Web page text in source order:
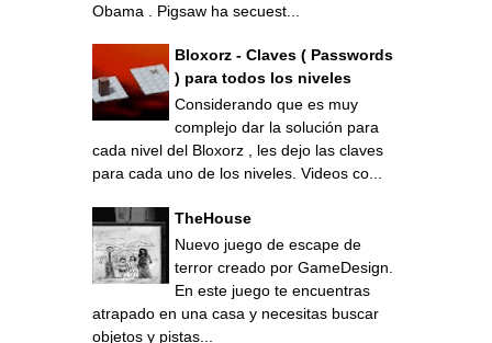
Obama . Pigsaw ha secuest...
Bloxorz - Claves ( Passwords
) para todos los niveles
Considerando que es muy
complejo dar la solución para
cada nivel del Bloxorz , les dejo las claves
para cada uno de los niveles. Videos co...
TheHouse
Nuevo juego de escape de
terror creado por GameDesign.
En este juego te encuentras
atrapado en una casa y necesitas buscar
objetos y pistas...